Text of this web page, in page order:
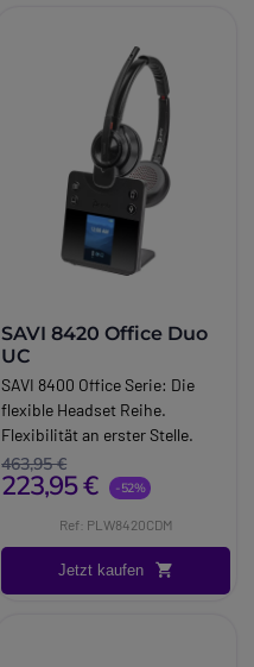
SAVI 8420 Office Duo
UC
SAVI 8400 Office Serie: Die
flexible Headset Reihe.
Flexibilität an erster Stelle.
463,95 €
223,95 € -52%
Ref: PLW8420CDM
Jetzt kaufen